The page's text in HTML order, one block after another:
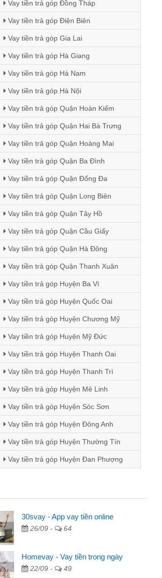
Vay tiền trả góp Đồng Tháp
Vay tiền trả góp Điện Biên
Vay tiền trả góp Gia Lai
Vay tiền trả góp Hà Giang
Vay tiền trả góp Hà Nam
Vay tiền trả góp Hà Nội
Vay tiền trả góp Quận Hoàn Kiếm
Vay tiền trả góp Quận Hai Bà Trưng
Vay tiền trả góp Quận Hoàng Mai
Vay tiền trả góp Quận Ba Đình
Vay tiền trả góp Quận Đống Đa
Vay tiền trả góp Quận Long Biên
Vay tiền trả góp Quận Tây Hồ
Vay tiền trả góp Quận Cầu Giấy
Vay tiền trả góp Quận Hà Đông
Vay tiền trả góp Quận Thanh Xuân
Vay tiền trả góp Huyện Ba Vì
Vay tiền trả góp Huyện Quốc Oai
Vay tiền trả góp Huyện Chương Mỹ
Vay tiền trả góp Huyện Mỹ Đức
Vay tiền trả góp Huyện Thanh Oai
Vay tiền trả góp Huyện Thanh Trì
Vay tiền trả góp Huyện Mê Linh
Vay tiền trả góp Huyện Sóc Sơn
Vay tiền trả góp Huyện Đông Anh
Vay tiền trả góp Huyện Thường Tín
Vay tiền trả góp Huyện Đan Phượng
facebook. Tôi là
bạn bè, mà đọc
vay
30svay - App vay tiền online
26/09 - 64
Homevay - Vay tiền trong ngày
22/09 - 49